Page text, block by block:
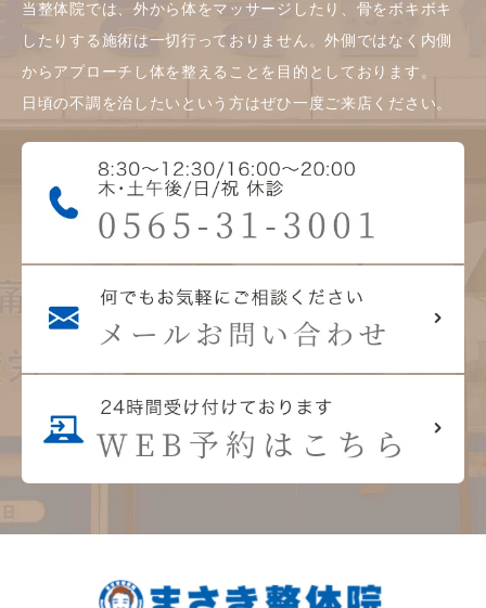
当整体院では、外から体をマッサージしたり、骨をボキボキ
したりする施術は一切行っておりません。外側ではなく内側
からアプローチし体を整えることを目的としております。
日頃の不調を治したいという方はぜひ一度ご来店ください。